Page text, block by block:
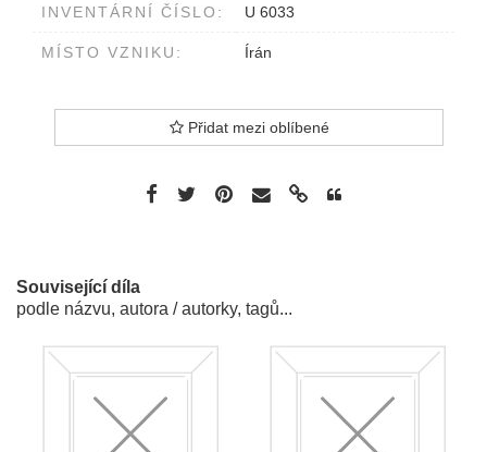
INVENTÁRNÍ ČÍSLO: U 6033
MÍSTO VZNIKU: Írán
Přidat mezi oblíbené
Související díla
podle názvu, autora / autorky, tagů...